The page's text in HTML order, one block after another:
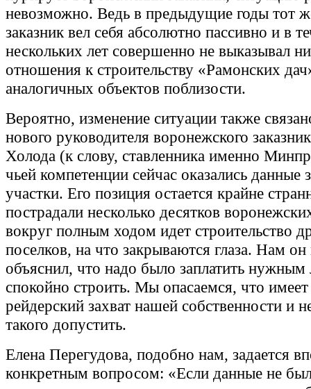
невозможно. Ведь в предыдущие годы тот
заказник вел себя абсолютно пассивно и в
нескольких лет совершенно не выказывал
отношения к строительству «Рамонских
аналогичных объектов поблизости.
Вероятно, изменение ситуации также
нового руководителя воронежского
Холода (к слову, ставленника именно
чьей компетенции сейчас оказались данные
участки. Его позиция остается крайне
пострадали несколько десятков
вокруг полным ходом идет строительство
поселков, на что закрываются глаза. Нам
объяснил, что надо было заплатить
спокойно строить. Мы опасаемся, что
рейдерский захват нашей собственности и
такого допустить.
Елена Перегудова, подобно нам, задается
конкретным вопросом: «Если данные не